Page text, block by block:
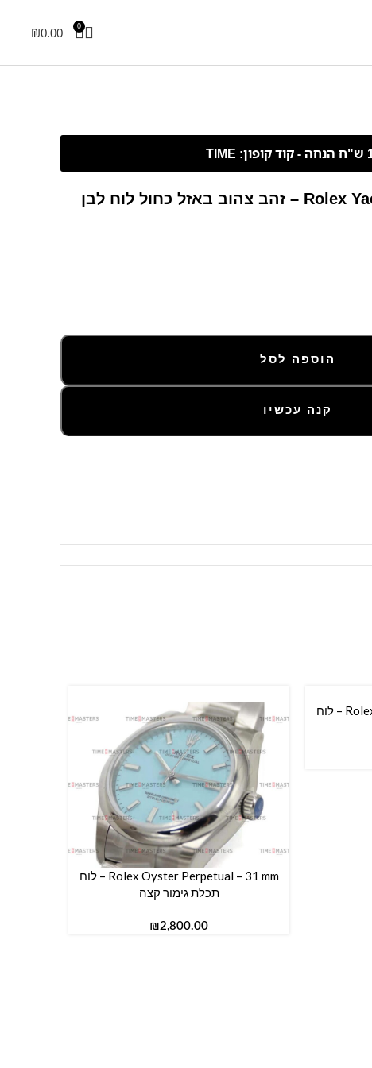
0
₪0.00
Rolex Yacht-Master II – 44 mm – זהב צהוב באזל כחול לוח לבן
הוספה לסל
קנה עכשיו
Rolex Oyster Perpetual – 34 mm – לוח
הוספה לסל
Rolex Oyster Perpetual – 31 mm – לוח
תכלת גימור קצה
₪